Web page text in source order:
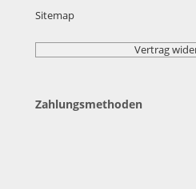
Sitemap
Vertrag
Zahlungsmethoden